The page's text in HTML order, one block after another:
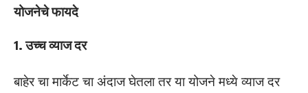
योजनेचे फायदे
1. उच्च व्याज दर
बाहेर चा मार्केट चा अंदाज घेतला तर या योजने मध्ये व्याज दर